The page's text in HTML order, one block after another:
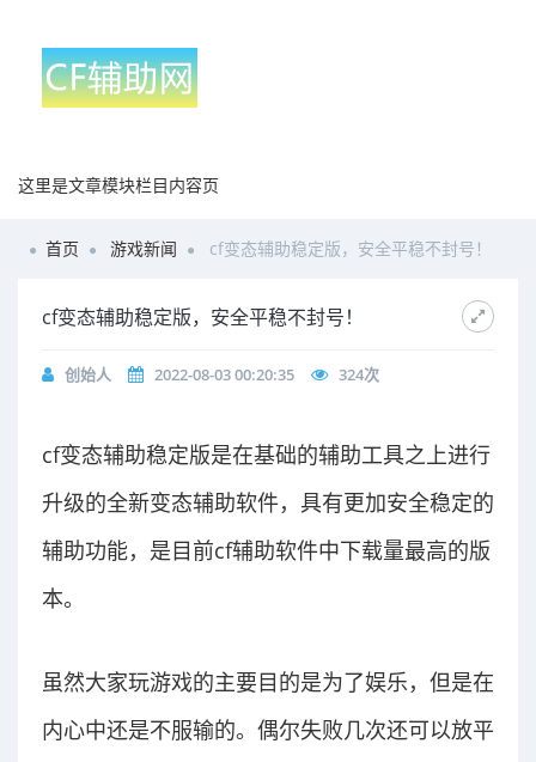
这里是文章模块栏目内容页
首页 游戏新闻 cf变态辅助稳定版，安全平稳不封号！
cf变态辅助稳定版，安全平稳不封号！
创始人 2022-08-03 00:20:35 324次
cf变态辅助稳定版是在基础的辅助工具之上进行
升级的全新变态辅助软件，具有更加安全稳定的
辅助功能，是目前cf辅助软件中下载量最高的版
本。
虽然大家玩游戏的主要目的是为了娱乐，但是在
内心中还是不服输的。偶尔失败几次还可以放平